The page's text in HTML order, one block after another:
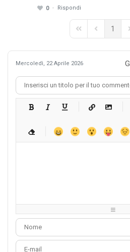
0 Rispondi
First PagePrevious
1
Mercoledì, 22 Aprile 2026
-
-
-
-
-
-